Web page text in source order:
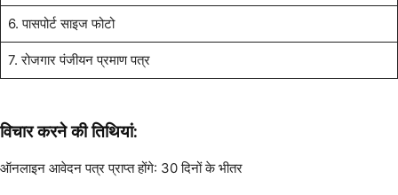
6. पासपोर्ट साइज फोटो
7. रोजगार पंजीयन प्रमाण पत्र
विचार करने की तिथियां:
ऑनलाइन आवेदन पत्र प्राप्त होंगे: 30 दिनों के भीतर